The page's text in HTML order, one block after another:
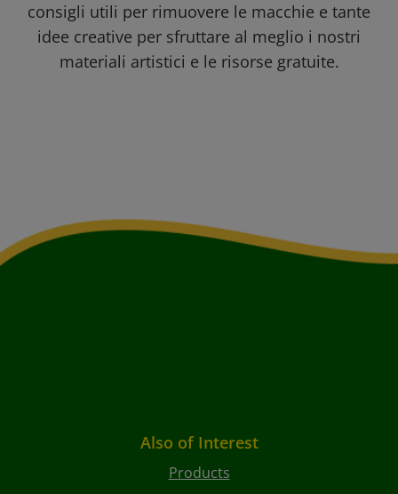
consigli utili per rimuovere le macchie e tante
idee creative per sfruttare al meglio i nostri
materiali artistici e le risorse gratuite.
Also of Interest
Products